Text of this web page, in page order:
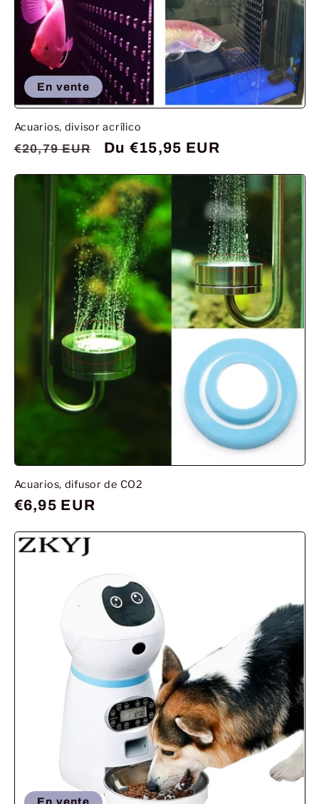
En vente
Acuarios, divisor acrílico
Prix
€20,79 EUR
Prix
Du €15,95 EUR
Acuarios, difusor de CO2
Prix
€6,95 EUR